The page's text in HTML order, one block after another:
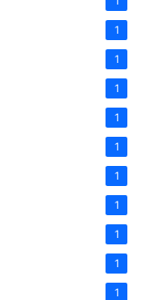
1
1
1
1
1
1
1
1
1
1